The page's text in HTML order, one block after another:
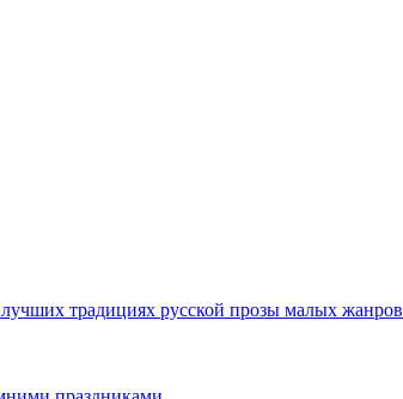
традициях русской прозы малых жанров